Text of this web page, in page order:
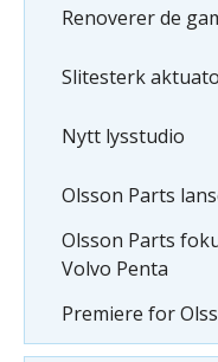
Renoverer de
Slitesterk
Nytt lysstudio
Olsson Parts
Olsson Parts
Volvo Penta
Premiere for